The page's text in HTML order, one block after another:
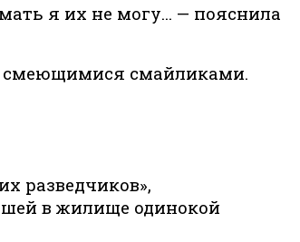
я их не могу… — пояснила
смеющимися смайликами.
разведчиков»,
в жилище одинокой